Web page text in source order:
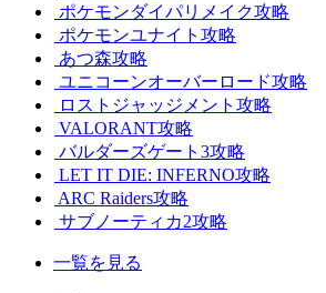
ポケモンダイパリメイク攻略
ポケモンユナイト攻略
あつ森攻略
ユニコーンオーバーロード攻略
ロストジャッジメント攻略
VALORANT攻略
バルダーズゲート3攻略
LET IT DIE: INFERNO攻略
ARC Raiders攻略
サブノーティカ2攻略
一覧を見る